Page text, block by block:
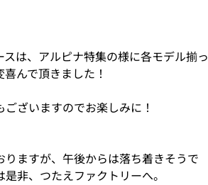
は、アルピナ特集の様に各モデル揃っ
んで頂きました！
ざいますのでお楽しみに！
ますが、午後からは落ち着きそうで
非、つたえファクトリーへ。